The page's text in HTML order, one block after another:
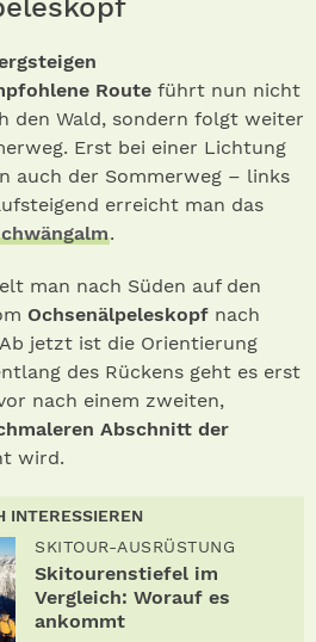
Route führt nun nicht
den Wald, sondern folgt weiter
Erst bei einer Lichtung
auch der Sommerweg – links
erreicht man das
.
man nach Süden auf den
Ochsenälpeleskopf nach
jetzt ist die Orientierung
des Rückens geht es erst
nach einem zweiten,
Abschnitt der
wird.
INTERESSIEREN
SKITOUR-AUSRÜSTUNG
Skitourenstiefel im
Vergleich: Worauf es
ankommt